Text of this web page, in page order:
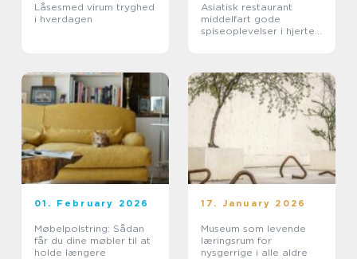
Låsesmed virum tryghed
i hverdagen
Asiatisk restaurant
middelfart gode
spiseoplevelser i hjertet
01. February 2026
Møbelpolstring: Sådan
får du dine møbler til at
holde længere
17. January 2026
Museum som levende
læringsrum for
nysgerrige i alle aldre